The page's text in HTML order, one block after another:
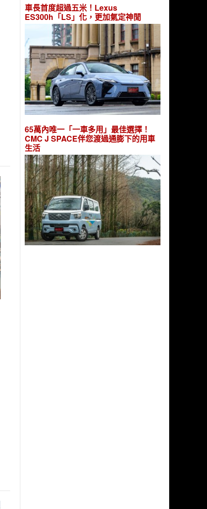
車長首度超過五米！Lexus
ES300h「LS」化，更加氣定神閒
65萬內唯一「一車多用」最佳選擇！
CMC J SPACE伴您渡過通膨下的用車
生活